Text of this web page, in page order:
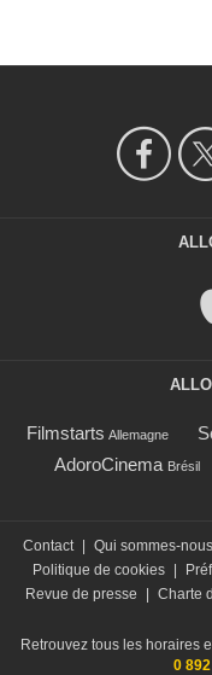
Filmstarts Allemagne
AdoroCinema Brésil
Contact | Qui sommes-nous
Politique de cookies |
Revue de presse
| Charte
Retrouvez tous les horaires
0